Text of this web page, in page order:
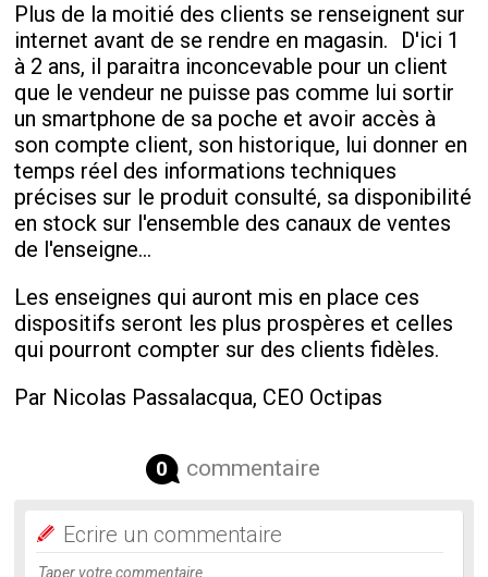
Plus de la moitié des clients se renseignent sur
internet avant de se rendre en magasin. D'ici 1
à 2 ans, il paraitra inconcevable pour un client
que le vendeur ne puisse pas comme lui sortir
un smartphone de sa poche et avoir accès à
son compte client, son historique, lui donner en
temps réel des informations techniques
précises sur le produit consulté, sa disponibilité
en stock sur l'ensemble des canaux de ventes
de l'enseigne…
Les enseignes qui auront mis en place ces
dispositifs seront les plus prospères et celles
qui pourront compter sur des clients fidèles.
Par Nicolas Passalacqua, CEO Octipas
0 commentaire
Ecrire un commentaire